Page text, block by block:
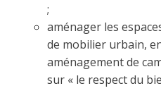
;
aménager les
de mobilier urbain,
aménagement de
sur « le respect du